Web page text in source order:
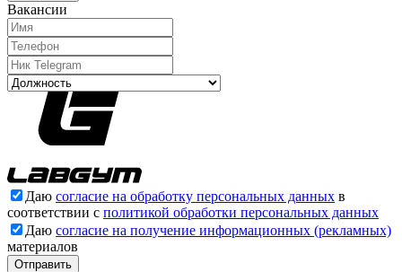
Вакансии
Даю согласие на обработку персональных данных в
соответствии с политикой обработки персональных данных
Даю согласие на получение информационных (рекламных)
материалов